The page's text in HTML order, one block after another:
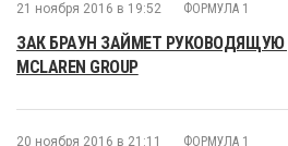
21 ноября 2016 в 19:52 ФОРМУЛА 1
ЗАК БРАУН ЗАЙМЕТ
MCLAREN GROUP
20 ноября 2016 в 21:11 ФОРМУЛА 1